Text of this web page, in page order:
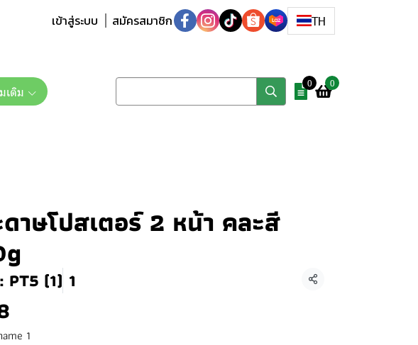
เข้าสู่ระบบ สมัครสมาชิก TH
เติม 0 0
าษโปสเตอร์ 2 หน้า คละสี
PT5 (1) 1 แชร์
1